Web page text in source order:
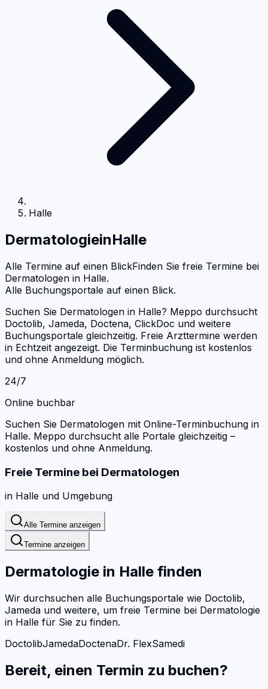
Halle
DermatologieinHalle
Alle Termine auf einen BlickFinden Sie freie Termine bei
Dermatologen in Halle.
Alle Buchungsportale auf einen Blick.
Suchen Sie Dermatologen in Halle? Meppo durchsucht
Doctolib, Jameda, Doctena, ClickDoc und weitere
Buchungsportale gleichzeitig. Freie Arzttermine werden
in Echtzeit angezeigt. Die Terminbuchung ist kostenlos
und ohne Anmeldung möglich.
24/7
Online buchbar
Suchen Sie Dermatologen mit Online-Terminbuchung in
Halle. Meppo durchsucht alle Portale gleichzeitig –
kostenlos und ohne Anmeldung.
Freie Termine bei Dermatologen
in Halle und Umgebung
Alle Termine anzeigen
Termine anzeigen
Dermatologie in Halle finden
Wir durchsuchen alle Buchungsportale wie Doctolib,
Jameda und weitere, um freie Termine bei Dermatologie
in Halle für Sie zu finden.
DoctolibJamedaDoctenaDr. FlexSamedi
Bereit, einen Termin zu buchen?